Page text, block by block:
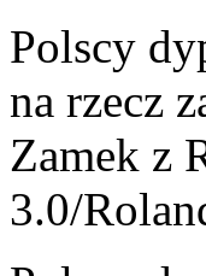
Polscy
na rzecz
Zamek z
3.0/